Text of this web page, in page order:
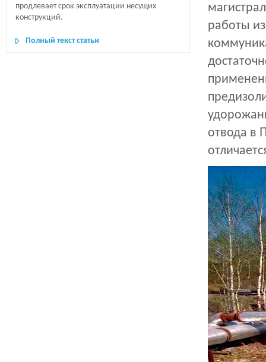
продлевает срок эксплуатации несущих
конструкций.
Полный текст статьи
работы
отвода в